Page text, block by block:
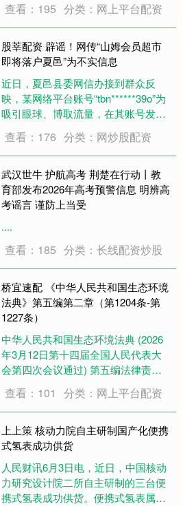
大增，股价大幅提升”及“机器人业
务”的传闻，同时市场对公司收购丹麦
液冷公司 Asetek 及公司拟....
查看：195 分类：网上平台配资
股莘配资 辟谣！网传“山姆会员超市
即将落户夏邑”为不实信息
近日，夏邑县委网信办接到群众反
映，某网络平台账号“tbn******39o”为
吸引眼球、博取流量，在其账号发布
邑、预计2026年11月开业”相关信
息，引发网民关注。经核实，山姆会
员商店目前暂无河南省夏邑县开店....
查看：176 分类：网炒股配资
武汉世牛 护航高考 荆楚在行动丨教
育部发布2026年高考预警信息 明辨高
考谣言 谨防上当受
....
查看：185 分类：长线配资炒股
桥宜速配 《中华人民共和国生态环境
法典》第五编第二章（第1204条-第
1227条）
中华人民共和国生态环境法典 (2026
年3月12日第十四届全国人民代表大
会第四次会议通过) 第五编法律责任
节违反化学物质污染风险管控、电磁
辐射和光污染防治规定 第一千二百零
四条违反本法第二编第九分编规定，
适....
查看：101 分类：网上平台配资
上上策 核动力院自主研制国产化便携
式氢表成功供货
人民财讯6月3日电，近日，中国核动
力研究设计院二所自主研制的三台便
携式氢表成功供货。便携式氢表属于